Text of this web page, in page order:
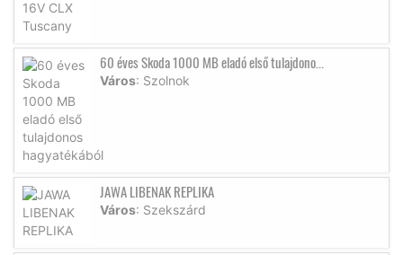
60 éves Skoda 1000 MB eladó első tulajdono...
Város: Szolnok
JAWA LIBENAK REPLIKA
Város: Szekszárd